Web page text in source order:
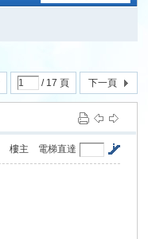
/ 17 頁 下一頁
電梯直達
樓主